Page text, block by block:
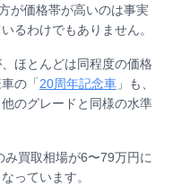
が価格帯が高いのは事実
るわけでもありません。
ほとんどは同程度の価格
の「 20周年記念車 」も、
のグレードと同様の水準
み買取相場が6〜79万円に
っています。